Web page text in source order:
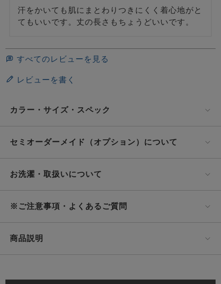
汗をかいても肌にまとわりつきにくく着心地がと
てもいいです。丈の長さもちょうどいいです。
すべてのレビューを見る
レビューを書く
カラー・サイズ・スペック
セミオーダーメイド（オプション）について
お洗濯・取扱いについて
※ご注意事項・よくあるご質問
商品説明